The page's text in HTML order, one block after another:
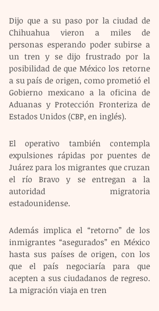
Dijo que a su paso por la ciudad de
Chihuahua vieron a miles de
personas esperando poder subirse a
un tren y se dijo frustrado por la
posibilidad de que México los retorne
a su país de origen, como prometió el
Gobierno mexicano a la oficina de
Aduanas y Protección Fronteriza de
Estados Unidos (CBP, en inglés).
El operativo también contempla
expulsiones rápidas por puentes de
Juárez para los migrantes que cruzan
el río Bravo y se entregan a la
autoridad migratoria
estadounidense.
Además implica el “retorno” de los
inmigrantes “asegurados” en México
hasta sus países de origen, con los
que el país negociaría para que
acepten a sus ciudadanos de regreso.
La migración viaja en tren